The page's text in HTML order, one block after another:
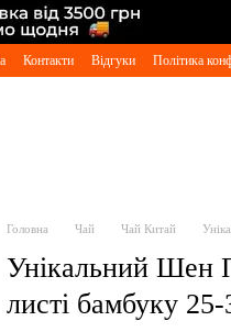
Контакти Відгуки Політика
Головна Чай Чай Китай
Унікальний Шен
листі бамбуку